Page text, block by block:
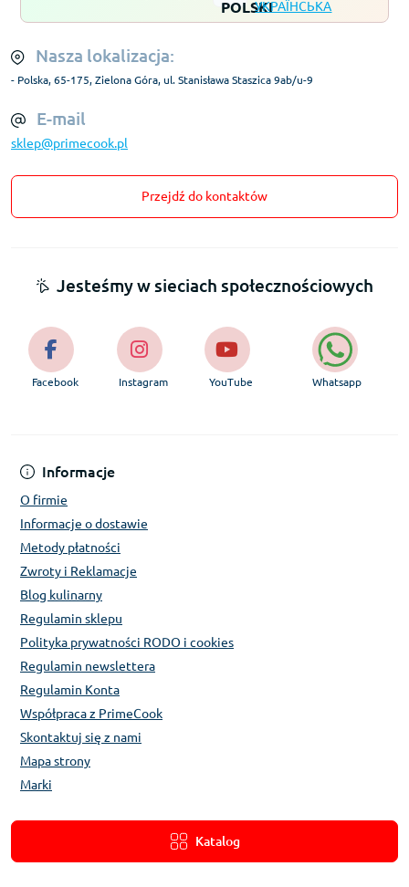
Nasza lokalizacja:
- Polska, 65-175, Zielona Góra, ul. Stanisława Staszica 9ab/u-9
E-mail
sklep@primecook.pl
Przejdź do kontaktów
Informacje
O firmie
Informacje o dostawie
Metody płatności
Zwroty i Reklamacje
Blog kulinarny
Regulamin sklepu
Polityka prywatności RODO i cookies
Regulamin newslettera
Regulamin Konta
Współpraca z PrimeCook
Skontaktuj się z nami
Mapa strony
Marki
Katalog
Jesteśmy w sieciach społecznościowych
Facebook Instagram YouTube Whatsapp